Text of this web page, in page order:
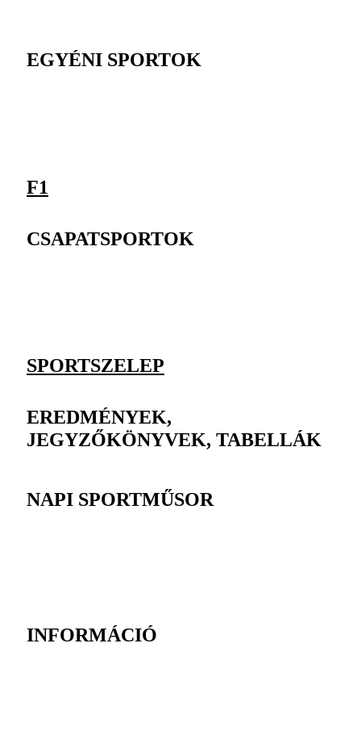
EGYÉNI SPORTOK
F1
CSAPATSPORTOK
SPORTSZELEP
EREDMÉNYEK,
JEGYZŐKÖNYVEK, TABELLÁK
NAPI SPORTMŰSOR
INFORMÁCIÓ